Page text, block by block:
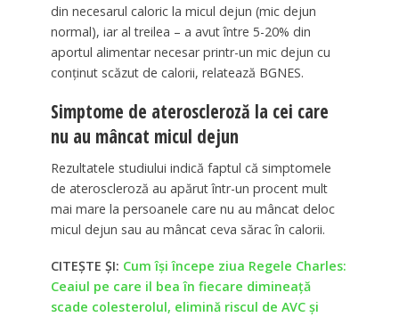
din necesarul caloric la micul dejun (mic dejun
normal), iar al treilea – a avut între 5-20% din
aportul alimentar necesar printr-un mic dejun cu
conținut scăzut de calorii, relatează BGNES.
Simptome de ateroscleroză la cei care
nu au mâncat micul dejun
Rezultatele studiului indică faptul că simptomele
de ateroscleroză au apărut într-un procent mult
mai mare la persoanele care nu au mâncat deloc
micul dejun sau au mâncat ceva sărac în calorii.
CITEȘTE ȘI: Cum își începe ziua Regele Charles:
Ceaiul pe care il bea în fiecare dimineață
scade colesterolul, elimină riscul de AVC și